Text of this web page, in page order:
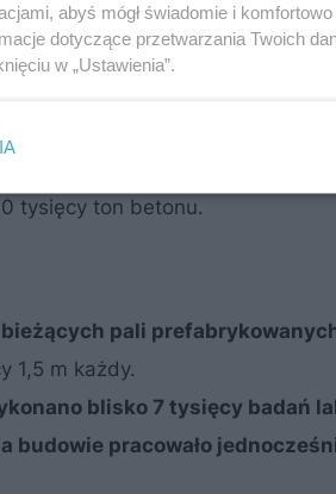
BĘDZIE MIAŁA TRZY PASY?
Do jej budowy i budowy
tysięcy ton betonu.
pali
1,5 m każdy.
blisko 7 tysięcy badań
budowie pracowało
abyś mógł świadomie i
dotyczące przetwarzania Twoich
w „Ustawienia”.